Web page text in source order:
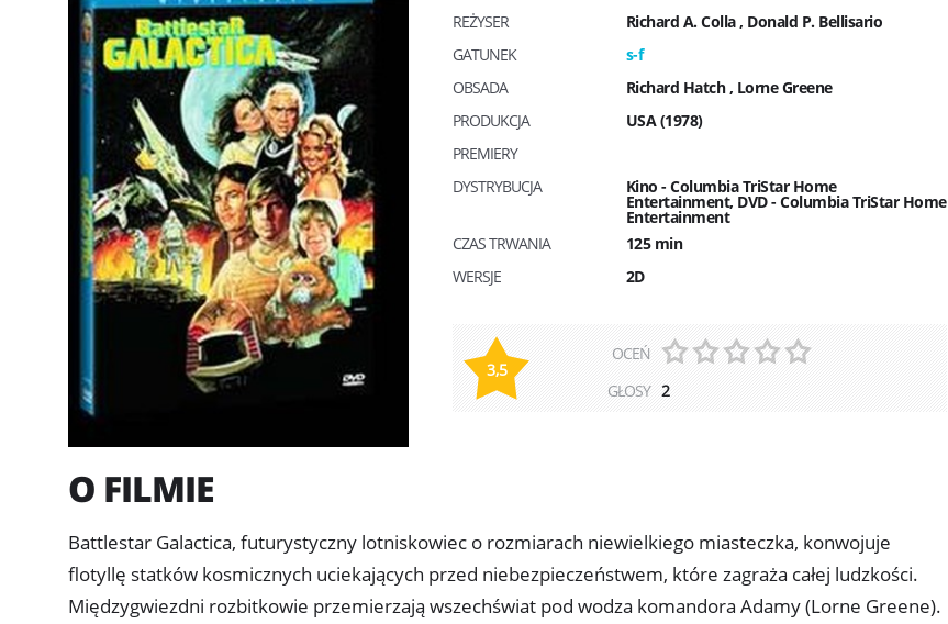
REŻYSER
Richard A. Colla, Donald P. Bellisario
GATUNEK
s-f
OBSADA
Richard Hatch , Lorne Greene
PRODUKCJA
USA (1978)
PREMIERY
DYSTRYBUCJA
Kino - Columbia TriStar Home
Entertainment, DVD - Columbia TriStar Home
Entertainment
CZAS TRWANIA
125 min
WERSJE
2D
3,5
OCEŃ
GŁOSY 2
O FILMIE
Battlestar Galactica, futurystyczny lotniskowiec o rozmiarach niewielkiego miasteczka, konwojuje
flotyllę statków kosmicznych uciekających przed niebezpieczeństwem, które zagraża całej ludzkości.
Międzygwiezdni rozbitkowie przemierzają wszechświat pod wodza komandora Adamy (Lorne Greene).